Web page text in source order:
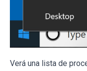
Verá una lista de